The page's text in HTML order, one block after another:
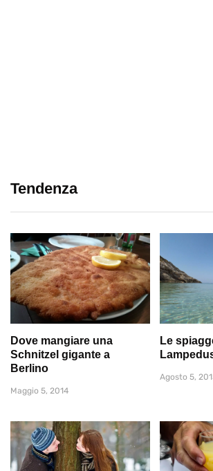
Tendenza
Dove mangiare una
Schnitzel gigante a
Berlino
Maggio 5, 2014
Le
Agosto 5,